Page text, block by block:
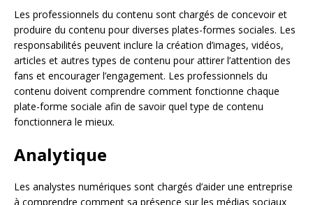
Les professionnels du contenu sont chargés de concevoir et
produire du contenu pour diverses plates-formes sociales. Les
responsabilités peuvent inclure la création d’images, vidéos,
articles et autres types de contenu pour attirer l’attention des
fans et encourager l’engagement. Les professionnels du
contenu doivent comprendre comment fonctionne chaque
plate-forme sociale afin de savoir quel type de contenu
fonctionnera le mieux.
Analytique
Les analystes numériques sont chargés d’aider une entreprise
à comprendre comment sa présence sur les médias sociaux